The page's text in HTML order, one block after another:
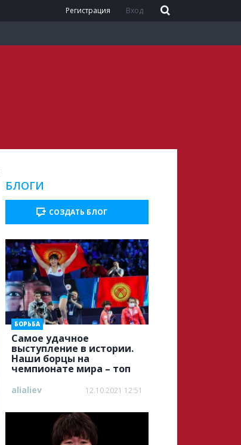
Регистрация Вход
БЛОГИ
СОЗДАТЬ БЛОГ
Самое удачное
выступление в истории.
Наши борцы на
чемпионате мира – топ
БОРЬБА
alialiev 12.10.2021 12:51